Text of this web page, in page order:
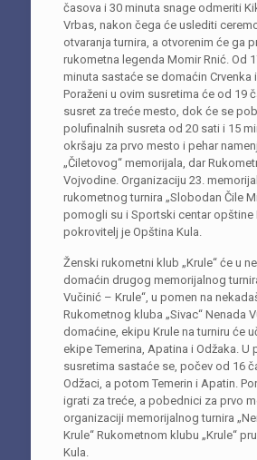
časova i 30 minuta snage odmeriti
Vrbas, nakon čega će uslediti
otvaranja turnira, a otvorenim će ga
rukometna legenda Momir Rnić. Od
minuta sastaće se domaćin Crvenka i
Poraženi u ovim susretima će od 19
susret za treće mesto, dok će se
polufinalnih susreta od 20 sati i 15
okršaju za prvo mesto i pehar
„Čiletovog“ memorijala, dar
Vojvodine. Organizaciju 23.
rukometnog turnira „Slobodan Čile
pomogli su i Sportski centar opštine
pokrovitelj je Opština Kula.
Ženski rukometni klub „Krule“ će u
domaćin drugog memorijalnog
Vučinić – Krule“, u pomen na
Rukometnog kluba „Sivac“ Nenada
domaćine, ekipu Krule na turniru će
ekipe Temerina, Apatina i Odžaka. U
susretima sastaće se, počev od 16
Odžaci, a potom Temerin i Apatin.
igrati za treće, a pobednici za prvo
organizaciji memorijalnog turnira
Krule“ Rukometnom klubu „Krule“
Kula.